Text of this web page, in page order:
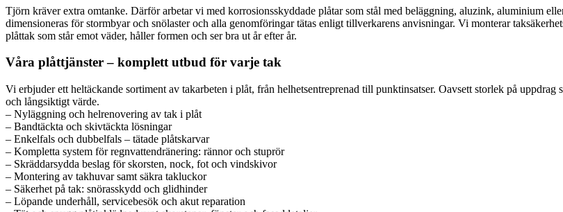
Tjörn kräver extra omtanke. Därför arbetar vi med korrosionsskyddade plåtar som stål med beläggning, aluzink, aluminium
dimensioneras för stormbyar och snölaster och alla genomföringar tätas enligt tillverkarens anvisningar. Vi monterar
plåttak som står emot väder, håller formen och ser bra ut år efter år.
Våra plåttjänster – komplett utbud för varje tak
Vi erbjuder ett heltäckande sortiment av takarbeten i plåt, från helhetsentreprenad till punktinsatser. Oavsett storlek på
och långsiktigt värde.
– Nyläggning och helrenovering av tak i plåt
– Bandtäckta och skivtäckta lösningar
– Enkelfals och dubbelfals – tätade plåtskarvar
– Kompletta system för regnvattendränering: rännor och stuprör
– Skräddarsydda beslag för skorsten, nock, fot och vindskivor
– Montering av takhuvar samt säkra takluckor
– Säkerhet på tak: snörasskydd och glidhinder
– Löpande underhåll, servicebesök och akut reparation